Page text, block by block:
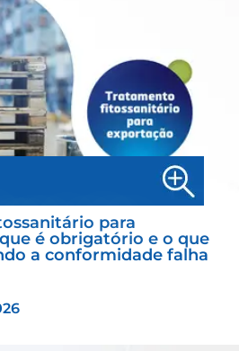
para
é obrigatório e o que
a conformidade falha